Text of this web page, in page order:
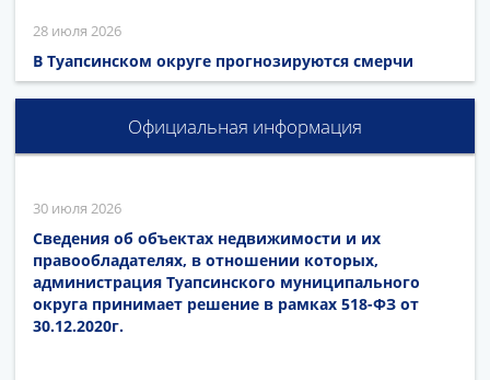
28 июля 2026
В Туапсинском округе прогнозируются смерчи
Официальная информация
30 июля 2026
Сведения об объектах недвижимости и их
правообладателях, в отношении которых,
администрация Туапсинского муниципального
округа принимает решение в рамках 518-ФЗ от
30.12.2020г.